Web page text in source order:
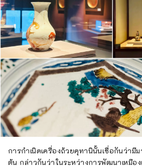
การกำเนิดเครื่องถ้วยคุทานินั้นเชื่อกันว่ามี
ต้น กล่าวกันว่าในระหว่างการพัฒนาเหมือ